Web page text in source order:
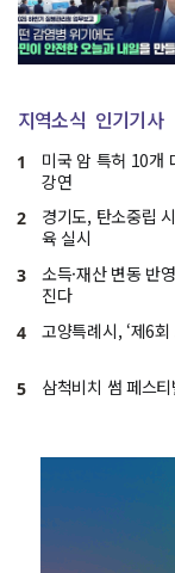
지역소식 인기기사
1
미국 암 특허 10개
강연
2
경기도, 탄소중립
육 실시
3
소득·재산 변동 반
진다
4 고양특례시, ‘제6
5 삼척비치 썸 페스